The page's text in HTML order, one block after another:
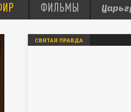
ФИЛЬМЫ
СВЯТАЯ ПРАВДА